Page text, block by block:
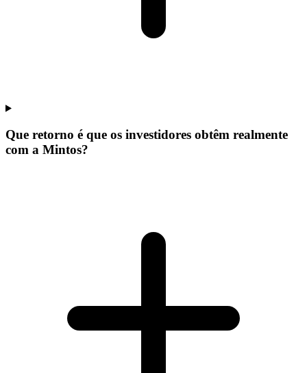
Que retorno é que os investidores obtêm realmente
com a Mintos?